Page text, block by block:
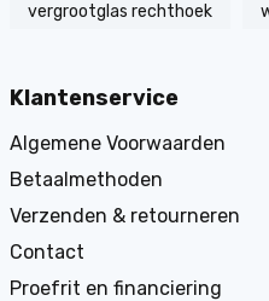
vergrootglas rechthoek
Klantenservice
Algemene Voorwaarden
Betaalmethoden
Verzenden & retourneren
Contact
Proefrit en financiering